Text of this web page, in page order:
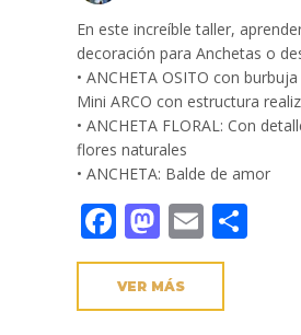
En este increíble taller,
decoración para Anchetas o
• ANCHETA OSITO con
Mini ARCO con estructura
• ANCHETA FLORAL: Con
flores naturales
• ANCHETA: Balde de amor
Facebook
Mastodon
Email
VER MÁS